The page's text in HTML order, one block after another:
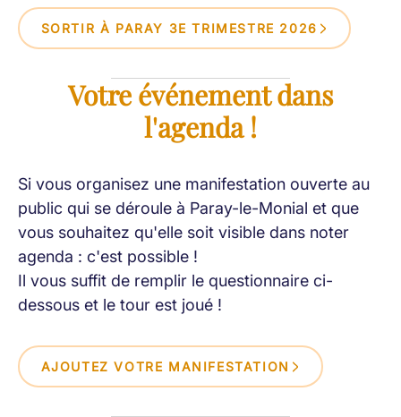
SORTIR À PARAY 3E TRIMESTRE 2026
Votre événement dans
l'agenda !
Si vous organisez une manifestation ouverte au
public qui se déroule à Paray-le-Monial et que
vous souhaitez qu'elle soit visible dans noter
agenda : c'est possible !
Il vous suffit de remplir le questionnaire ci-
dessous et le tour est joué !
AJOUTEZ VOTRE MANIFESTATION